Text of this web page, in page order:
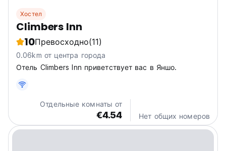
Хостел
Climbers Inn
10Превосходно(11)
0.06km от центра города
Отель Climbers Inn приветствует вас в Яншо.
Отдельные комнаты от
€4.54 Нет общих номеров